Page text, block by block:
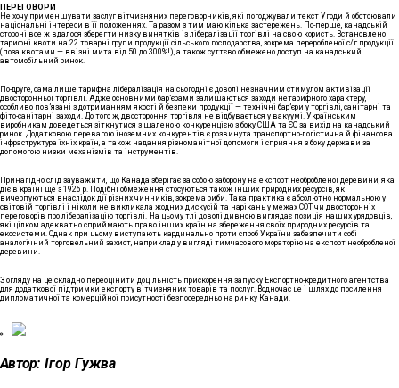
ПЕРЕГОВОРИ
Не хочу применшувати заслуг вітчизняних переговорників, які погоджували текст Угоди й обстоювали
національні інтереси в її положеннях. Та разом з тим маю кілька застережень. По-перше, канадській
стороні все ж вдалося зберегти низку винятків із лібералізації торгівлі на свою користь. Встановлено
тарифні квоти на 22 товарні групи продукції сільського господарства, зокрема переробленої с/г продукції
(поза квотами — ввізні мита від 50 до 300%!), а також суттєво обмежено доступ на канадський
автомобільний ринок.
По-друге, сама лише тарифна лібералізація на сьогодні є доволі незначним стимулом активізації
двосторонньої торгівлі. Адже основними бар’єрами залишаються заходи нетарифного характеру,
особливо пов’язані з дотриманням якості й безпеки продукції — технічні бар’єри у торгівлі, санітарні та
фіто-санітарні заходи. До того ж, двостороння торгівля не відбувається у вакуумі. Українським
виробникам доведеться зіткнутися з шаленою конкуренцією з боку США та ЄС за вихід на канадський
ринок. Додатковою перевагою іноземних конкурентів є розвинута транспортно-логістична й фінансова
інфраструктура їхніх країн, а також надання різноманітної допомоги і сприяння з боку держави за
допомогою низки механізмів та інструментів.
Принагідно слід зауважити, що Канада зберігає за собою заборону на експорт необробленої деревини, яка
діє в країні ще з 1926 р. Подібні обмеження стосуються також інших природних ресурсів, які
вичерпуються внаслідок дії різних чинників, зокрема риби. Така практика є абсолютно нормальною у
світовій торгівлі і ніколи не викликала жодних дискусій та нарікань у межах СОТ чи двосторонніх
переговорів про лібералізацію торгівлі. На цьому тлі доволі дивною виглядає позиція наших урядовців,
які цілком адекватно сприймають право інших країн на збереження своїх природних ресурсів та
екосистеми. Однак при цьому виступають кардинально проти спроб України забезпечити собі
аналогічний торговельний захист, наприклад у вигляді тимчасового мораторію на експорт необробленої
деревини.
З огляду на це складно переоцінити доцільність прискорення запуску Експортно-кредитного агентства
для додаткової підтримки експорту вітчизняних товарів та послуг. Водночас це і шлях до посилення
дипломатичної та комерційної присутності безпосередньо на ринку Канади.
Автор: Ігор Гужва